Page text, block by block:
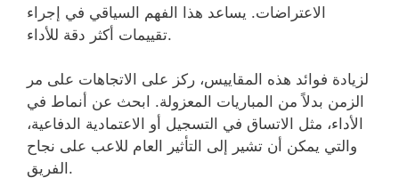
الاعتراضات. يساعد هذا الفهم السياقي في إجراء
تقييمات أكثر دقة للأداء.
لزيادة فوائد هذه المقاييس، ركز على الاتجاهات على مر
الزمن بدلاً من المباريات المعزولة. ابحث عن أنماط في
الأداء، مثل الاتساق في التسجيل أو الاعتمادية الدفاعية،
والتي يمكن أن تشير إلى التأثير العام للاعب على نجاح
الفريق.